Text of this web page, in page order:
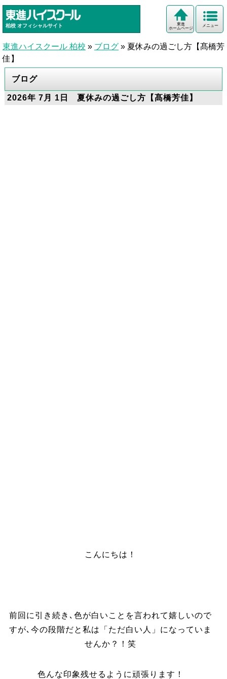
柏校 オフィシャルサイト メニュー
東進
ホームページ
東進ハイスクール 柏校 » ブログ » 夏休みの過ごし方【髙橋芳
佳】
ブログ
2026年 7月 1日 夏休みの過ごし方【髙橋芳佳】
こんにちは！
前回に引き続き､色が白いことを言われて嬉しいので
すが､今の段階だと私は「ただ白い人」になっていま
せんか？！笑
色んな印象残せるように頑張ります！